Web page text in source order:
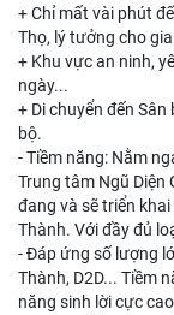
+ Chỉ mất vài phút
Thọ, lý tưởng cho
+ Khu vực an ninh,
ngày...
+ Di chuyển đến
bộ.
- Tiềm năng: Nằm
Trung tâm Ngũ Diện
đang và sẽ triển
Thành. Với đầy đủ
- Đáp ứng số lượng
Thành, D2D... Tiềm
năng sinh lời cực